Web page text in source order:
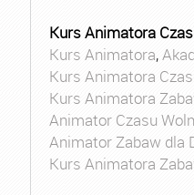
Kurs Animatora
Kurs Animatora,
Kurs Animatora
Kurs Animatora
Animator Czasu
Animator Zabaw dla
Kurs Animatora